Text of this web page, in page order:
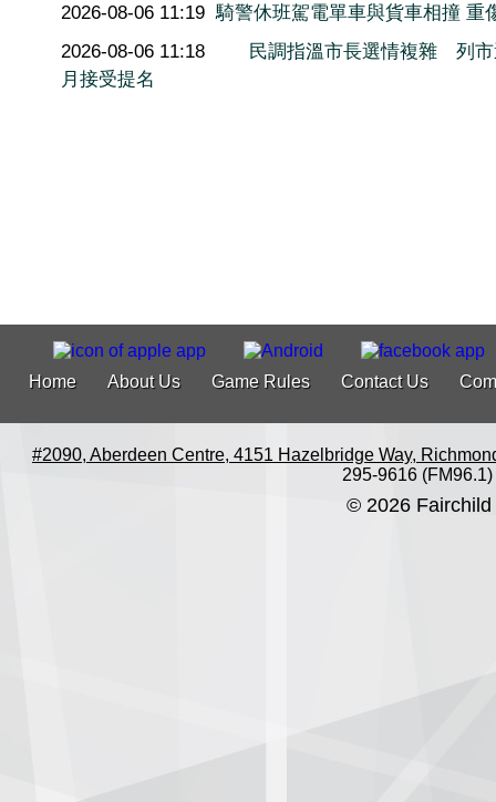
2026-08-06 11:19 騎警休班駕電單車與貨車相撞 重
2026-08-06 11:18
民調指溫市長選情複雜 列
月接受提名
Home About Us Game Rules Contact Us
#2090, Aberdeen Centre, 4151 Hazelbridge Way,
295-9616 (FM96.1)
© 2026 Fairchild